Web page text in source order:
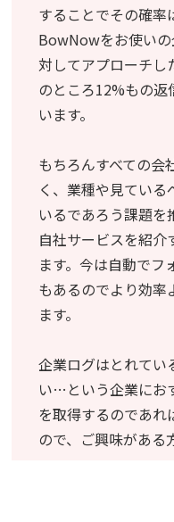
することでその確率
BowNowをお使い
対してアプローチし
のところ12%もの返
います。
もちろんすべての会
く、業種や見ている
いるであろう課題
自社サービスを紹介
ます。今は自動でフ
もあるのでより効率
ます。
企業ログはとれてい
い…という企業にお
を取得するのであれ
ので、ご興味がある